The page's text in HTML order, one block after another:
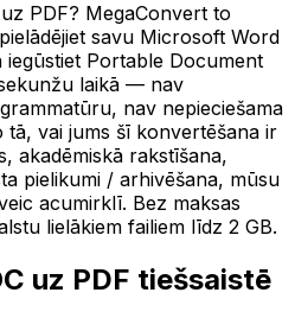
PDF? MegaConvert to
savu Microsoft Word
Portable Document
laikā — nav
nav nepieciešama
tā, vai jums šī konvertēšana ir
akadēmiskā rakstīšana,
pielikumi / arhivēšana, mūsu
acumirklī. Bez maksas
lielākiem failiem līdz 2 GB.
uz PDF tiešsaistē